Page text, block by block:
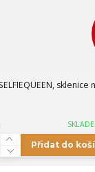
sklenice
Přidat do